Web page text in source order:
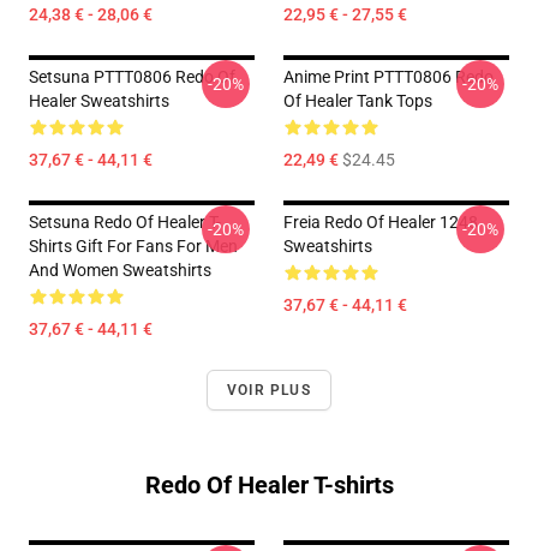
24,38 € - 28,06 € 22,95 € - 27,55 €
Setsuna PTTT0806 Redo Of
Healer Sweatshirts
37,67 € - 44,11 €
-20%
Anime Print PTTT0806 Redo
Of Healer Tank Tops
22,49 €$24.45
-20%
Setsuna Redo Of Healer T-
Shirts Gift For Fans For Men
And Women Sweatshirts
37,67 € - 44,11 €
-20%
Freia Redo Of Healer 1248
Sweatshirts
37,67 € - 44,11 €
-20%
VOIR PLUS
Redo Of Healer T-shirts